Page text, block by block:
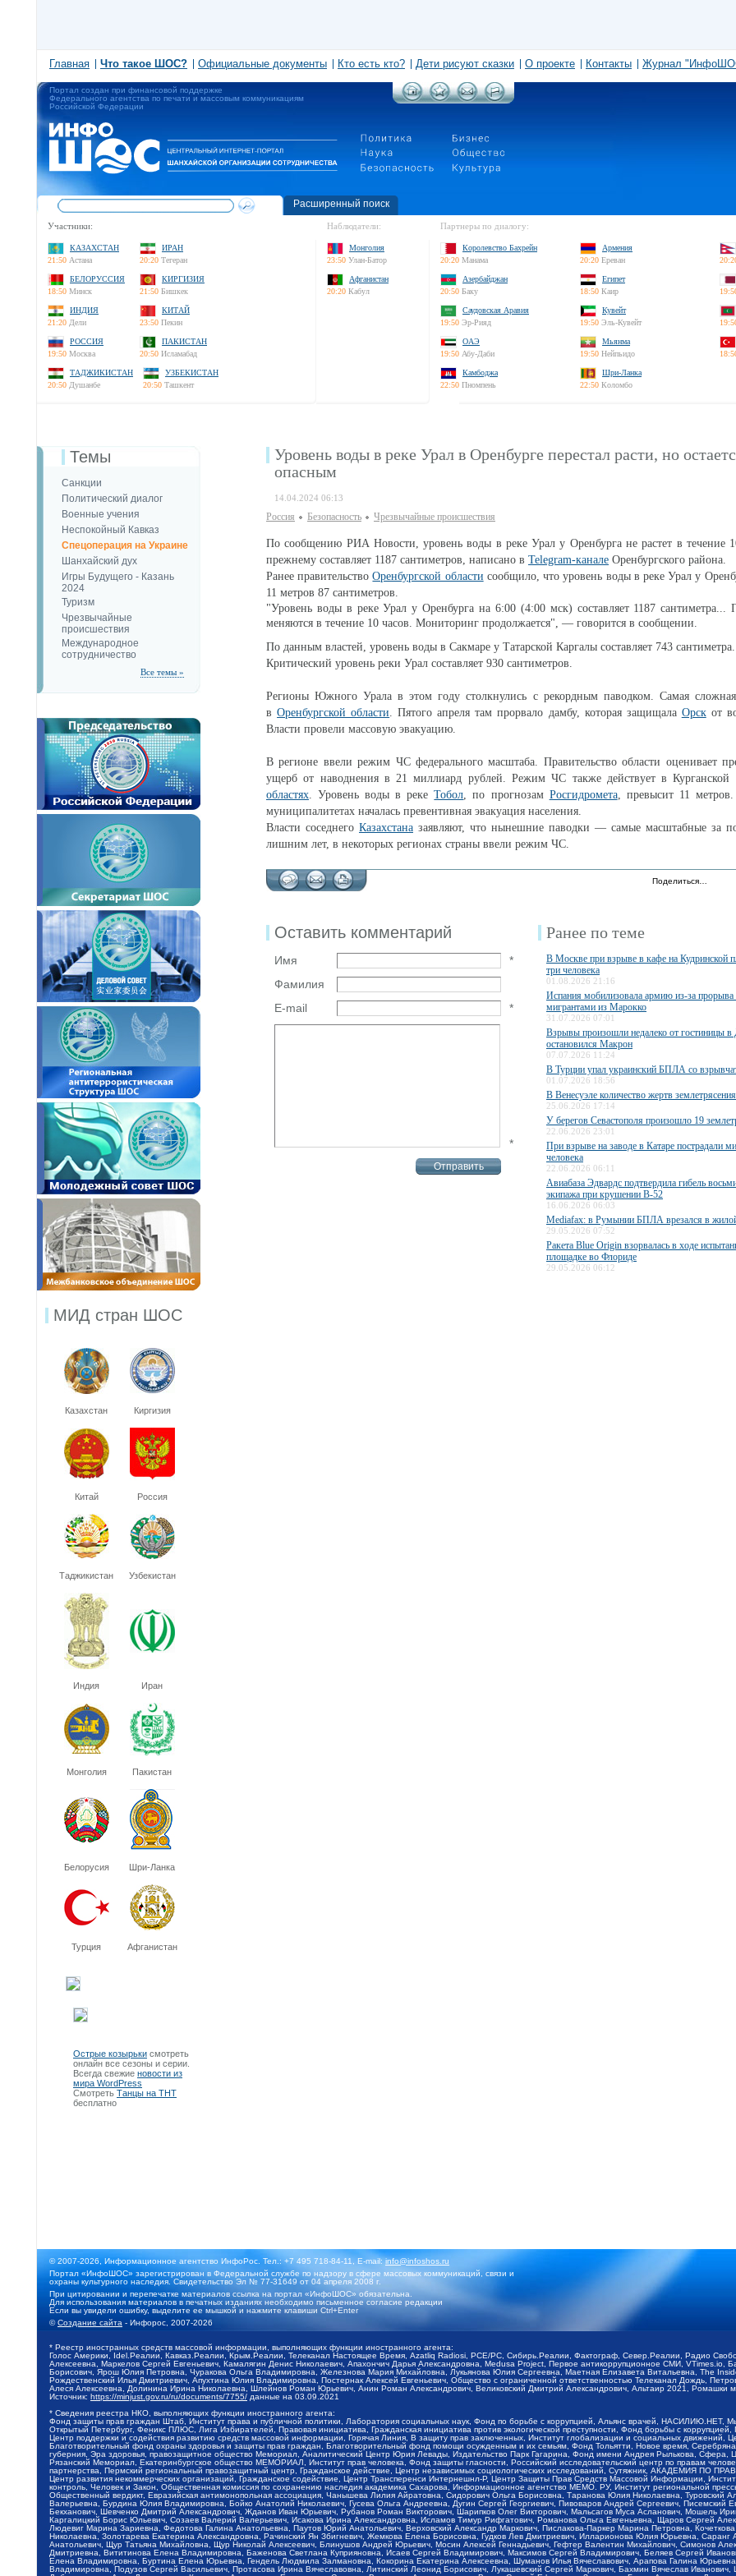
Главная Что такое ШОС? Официальные документы Кто есть кто? Дети рисуют сказки О проекте Контакты Журнал
Портал создан при финансовой поддержке
Федерального агентства по печати и массовым коммуникациям
Российской Федерации
Расширенный поиск
Участники:
КАЗАХСТАН
21:50 Астана
ИРАН
20:20 Тегеран
БЕЛОРУССИЯ
18:50 Минск
КИРГИЗИЯ
21:50 Бишкек
ИНДИЯ
21:20 Дели
КИТАЙ
23:50 Пекин
РОССИЯ
19:50 Москва
ПАКИСТАН
20:50 Исламабад
ТАДЖИКИСТАН
20:50 Душанбе
УЗБЕКИСТАН
20:50 Ташкент
Наблюдатели:
Монголия
23:50 Улан-Батор
Афганистан
20:20 Кабул
Партнеры по диалогу:
Королевство Бахрейн
20:20 Манама
Армения
20:20 Ереван
Азербайджан
20:50 Баку
Египет
18:50 Каир
Саудовская Аравия
19:50 Эр-Рияд
Кувейт
19:50 Эль-Кувейт
ОАЭ
19:50 Абу-Даби
Мьянма
19:50 Нейпьидо
Камбоджа
22:50 Пномпень
Шри-Ланка
22:50 Коломбо
Темы
Санкции
Политический диалог
Военные учения
Неспокойный Кавказ
Спецоперация на Украине
Шанхайский дух
Игры Будущего - Казань
2024
Туризм
Чрезвычайные
происшествия
Международное
сотрудничество
Все темы »
МИД стран ШОС
Казахстан Киргизия
Китай Россия
Таджикистан Узбекистан
Индия Иран
Монголия Пакистан
Белорусия Шри-Ланка
Турция Афганистан
Острые козырьки смотреть
онлайн все сезоны и серии.
Всегда свежие новости из
мира WordPress
Смотреть Танцы на ТНТ
бесплатно
Уровень воды в реке Урал в Оренбурге перестал расти, но
опасным
14.04.2024 06:13
Россия Безопаcность Чрезвычайные происшествия
По сообщению РИА Новости, уровень воды в реке Урал у Оренбурга не растет в течение
прежнему составляет 1187 сантиметров, написано в Telegram-канале Оренбургского района.
Ранее правительствоОренбургской области сообщило, что уровень воды в реке Урал у
11 метров 87 сантиметров.
"Уровень воды в реке Урал у Оренбурга на 6:00 (4:00 мск) составляет 1187 сантиметра...
меняются в течение 10 часов. Мониторинг продолжается", — говорится в сообщении.
По данным властей, уровень воды в Сакмаре у Татарской Каргалы составляет 743 сантиметра.
Критический уровень реки Урал составляет 930 сантиметров.
Регионы Южного Урала в этом году столкнулись с рекордным паводком. Самая
вОренбургской области. Пятого апреля там прорвало дамбу, которая защищала Орскот
Власти провели массовую эвакуацию.
В регионе ввели режим ЧС федерального масштаба. Правительство области оценивает
ущерб от наводнения в 21 миллиард рублей. Режим ЧС также действует в
областях. Уровень воды в рекеТобол, по прогнозам Росгидромета, превысит 11
муниципалитетах началась превентивная эвакуация населения.
Власти соседнего Казахстана заявляют, что нынешние паводки — самые масштабные за
лишним лет, в некоторых регионах страны ввели режим ЧС.
Поделиться…
Оставить комментарий
Имя
*
Фамилия
E-mail
*
*
Ранее по теме
В Москве при взрыве в кафе на Кудринской
три человека
01.08.2026 21:16
Испания мобилизовала армию из-за прорыва
мигрантами из Марокко
31.07.2026 07:01
Взрывы произошли недалеко от гостиницы в
остановился Макрон
07.07.2026 11:24
В Турции упал украинский БПЛА со
01.07.2026 18:56
В Венесуэле количество жертв
25.06.2026 17:14
У берегов Севастополя произошло 19
22.06.2026 23:01
При взрыве на заводе в Катаре пострадали
человека
22.06.2026 06:11
Авиабаза Эдвардс подтвердила гибель
экипажа при крушении B-52
16.06.2026 06:03
Mediafax: в Румынии БПЛА врезался в
29.05.2026 07:52
Ракета Blue Origin взорвалась в ходе
площадке во Флориде
29.05.2026 06:12
© 2007-2026, Информационное агентство ИнфоРос. Тел.: +7 495 718-84-11, E-mail:info@infoshos.ru
Портал «ИнфоШОС» зарегистрирован в Федеральной службе по надзору в сфере массовых коммуникаций, связи и
охраны культурного наследия. Свидетельство Эл № 77-31649 от 04 апреля 2008 г.
При цитировании и перепечатке материалов ссылка на портал «ИнфоШОС» обязательна.
Для использования материалов в печатных изданиях необходимо письменное согласие редакции
Если вы увидели ошибку, выделите ее мышкой и нажмите клавиши Ctrl+Enter
©Создание сайта - Инфорос, 2007-2026
* Реестр иностранных средств массовой информации, выполняющих функции иностранного агента:
Голос Америки, Idel.Реалии, Кавказ.Реалии, Крым.Реалии, Телеканал Настоящее Время, Azatliq Radiosi, PCE/PC, Сибирь.Реалии, Фактограф, Север.Реалии, Радио
Алексеевна, Маркелов Сергей Евгеньевич, Камалягин Денис Николаевич, Апахончич Дарья Александровна, Medusa Project, Первое антикоррупционное СМИ,
Борисович, Ярош Юлия Петровна, Чуракова Ольга Владимировна, Железнова Мария Михайловна, Лукьянова Юлия Сергеевна, Маетная Елизавета Витальевна, The
Рождественский Илья Дмитриевич, Апухтина Юлия Владимировна, Постернак Алексей Евгеньевич, Общество с ограниченной ответственностью Телеканал Дождь,
Алеся Алексеевна, Долинина Ирина Николаевна, Шлейнов Роман Юрьевич, Анин Роман Александрович, Великовский Дмитрий Александрович, Альтаир 2021, Ромашки
Источник: https://minjust.gov.ru/ru/documents/7755/ данные на 03.09.2021
* Сведения реестра НКО, выполняющих функции иностранного агента:
Фонд защиты прав граждан Штаб, Институт права и публичной политики, Лаборатория социальных наук, Фонд по борьбе с коррупцией, Альянс врачей,
Открытый Петербург, Феникс ПЛЮС, Лига Избирателей, Правовая инициатива, Гражданская инициатива против экологической преступности, Фонд борьбы с
Центр поддержки и содействия развитию средств массовой информации, Горячая Линия, В защиту прав заключенных, Институт глобализации и социальных
Благотворительный фонд охраны здоровья и защиты прав граждан, Благотворительный фонд помощи осужденным и их семьям, Фонд Тольятти, Новое время,
губерния, Эра здоровья, правозащитное общество Мемориал, Аналитический Центр Юрия Левады, Издательство Парк Гагарина, Фонд имени Андрея Рылькова,
Рязанский Мемориал, Екатеринбургское общество МЕМОРИАЛ, Институт прав человека, Фонд защиты гласности, Российский исследовательский центр по правам
партнерства, Пермский региональный правозащитный центр, Гражданское действие, Центр независимых социологических исследований, Сутяжник, АКАДЕМИЯ ПО
Центр развития некоммерческих организаций, Гражданское содействие, Центр Трансперенси Интернешнл-Р, Центр Защиты Прав Средств Массовой Информации,
контроль, Человек и Закон, Общественная комиссия по сохранению наследия академика Сахарова, Информационное агентство МЕМО. РУ, Институт региональной
Общественный вердикт, Евразийская антимонопольная ассоциация, Чанышева Лилия Айратовна, Сидорович Ольга Борисовна, Таранова Юлия Николаевна, Туровский
Валерьевна, Бурдина Юлия Владимировна, Бойко Анатолий Николаевич, Гусева Ольга Андреевна, Дугин Сергей Георгиевич, Пивоваров Андрей Сергеевич, Писемский
Бекханович, Шевченко Дмитрий Александрович, Жданов Иван Юрьевич, Рубанов Роман Викторович, Шарипков Олег Викторович, Мальсагов Муса Асланович, Мошель
Каргалицкий Борис Юльевич, Созаев Валерий Валерьевич, Исакова Ирина Александровна, Исламов Тимур Рифгатович, Романова Ольга Евгеньевна, Щаров Сергей
Людевиг Марина Зариевна, Федотова Галина Анатольевна, Паутов Юрий Анатольевич, Верховский Александр Маркович, Пислакова-Паркер Марина Петровна,
Николаевна, Золотарева Екатерина Александровна, Рачинский Ян Збигневич, Жемкова Елена Борисовна, Гудков Лев Дмитриевич, Илларионова Юлия Юрьевна,
Анатольевич, Щур Татьяна Михайловна, Щур Николай Алексеевич, Блинушов Андрей Юрьевич, Мосин Алексей Геннадьевич, Гефтер Валентин Михайлович, Симонов
Дмитриевна, Вититинова Елена Владимировна, Баженова Светлана Куприяновна, Исаев Сергей Владимирович, Максимов Сергей Владимирович, Беляев Сергей
Елена Владимировна, Буртина Елена Юрьевна, Гендель Людмила Залмановна, Кокорина Екатерина Алексеевна, Шуманов Илья Вячеславович, Арапова Галина
Владимировна, Подузов Сергей Васильевич, Протасова Ирина Вячеславовна, Литинский Леонид Борисович, Лукашевский Сергей Маркович, Бахмин Вячеслав